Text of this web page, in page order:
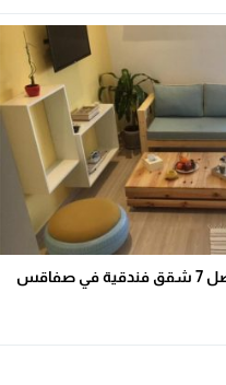
شقق فندقية صفاقس: أفضل 7 شقق فندقية في صفاقس